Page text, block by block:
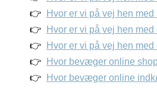
Hvor er vi på vej hen
Hvor er vi på vej hen
Hvor er vi på vej hen
Hvor bevæger online
Hvor bevæger online